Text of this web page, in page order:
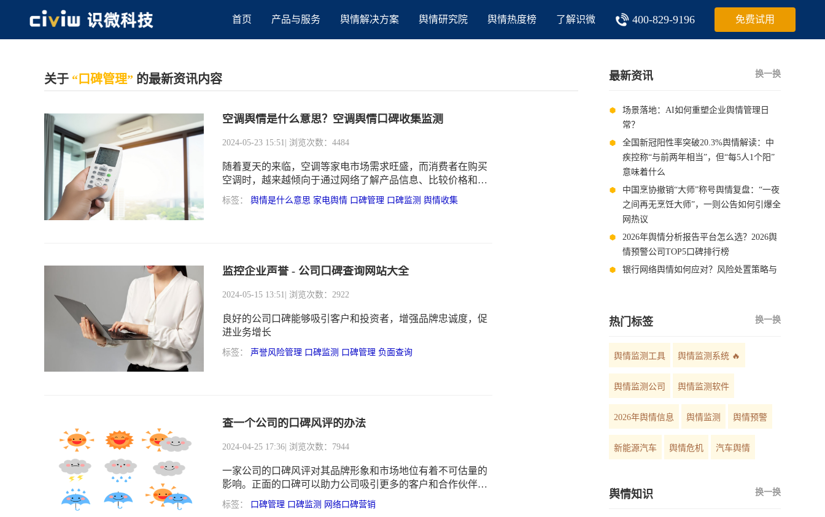
首页 产品与服务 舆情解决方案 舆情研究院 舆情热度榜 了解识微 400-829-9196 免费试用
关于 “口碑管理” 的最新资讯内容
空调舆情是什么意思？空调舆情口碑收集监测
2024-05-23 15:51 | 浏览次数：4484
随着夏天的来临，空调等家电市场需求旺盛，而消费者在购买
空调时，越来越倾向于通过网络了解产品信息、比较价格和评
价。这使得网络上关于空调的舆论变得越来越重要。
标签： 舆情是什么意思 家电舆情 口碑管理 口碑监测 舆情收集
监控企业声誉 - 公司口碑查询网站大全
2024-05-15 13:51 | 浏览次数：2922
良好的公司口碑能够吸引客户和投资者，增强品牌忠诚度，促
进业务增长
标签： 声誉风险管理 口碑监测 口碑管理 负面查询
查一个公司的口碑风评的办法
2024-04-25 17:36 | 浏览次数：7944
一家公司的口碑风评对其品牌形象和市场地位有着不可估量的
影响。正面的口碑可以助力公司吸引更多的客户和合作伙伴，
而负面的风评则可能导致客户流失和市场信任度下降。因此，
了解和掌握公司的口碑风评对于任何一家企业来说都至关重
标签： 口碑管理 口碑监测 网络口碑营销
最新资讯 换一换
场景落地：AI如何重塑企业舆情管理日
常？
全国新冠阳性率突破20.3%舆情解读：中
疾控称“与前两年相当”，但“每5人1个阳”
意味着什么
中国烹协撤销“大师”称号舆情复盘：“一夜
之间再无烹饪大师”，一则公告如何引爆全
网热议
2026年舆情分析报告平台怎么选？2026舆
情预警公司TOP5口碑排行榜
银行网络舆情如何应对？风险处置策略与
热门标签 换一换
舆情监测工具 舆情监测系统 🔥
舆情监测公司 舆情监测软件
2026年舆情信息 舆情监测 舆情预警
新能源汽车 舆情危机 汽车舆情
舆情知识 换一换